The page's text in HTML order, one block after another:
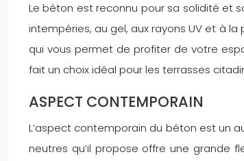
Le béton est reconnu pour sa solidité et
intempéries, au gel, aux rayons UV et à
qui vous permet de profiter de votre
fait un choix idéal pour les terrasses
ASPECT CONTEMPORAIN
L’aspect contemporain du béton est un
neutres qu’il propose offre une grande